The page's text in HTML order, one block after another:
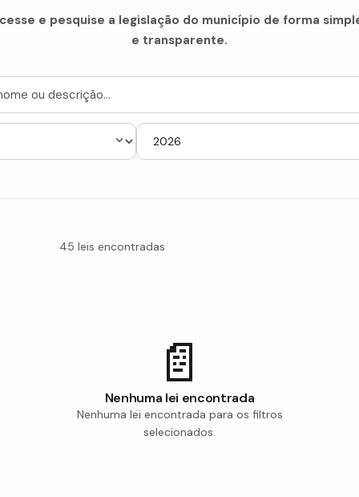
e pesquise a legislação do município de forma
e transparente.
45 leis encontradas
📄
Nenhuma lei encontrada
Nenhuma lei encontrada para os filtros
selecionados.